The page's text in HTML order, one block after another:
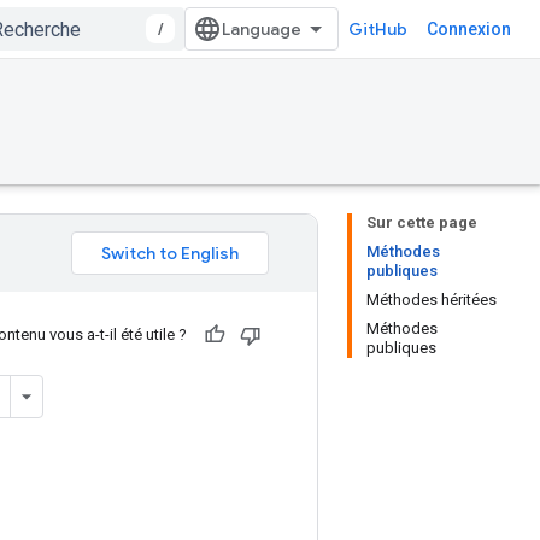
/ GitHub Connexion
Sur cette page
Méthodes
publiques
Méthodes héritées
Méthodes
publiques
vous a-t-il été utile ?